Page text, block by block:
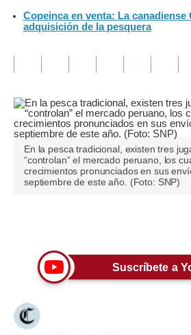
Opinión
Blogs
Tendencias
Lujo
Viajes
Mundo
México
Copeinca en venta: La canadiense
adquisición de la pesquera
En la pesca tradicional, existen tres
“controlan” el mercado peruano, los
crecimientos pronunciados en sus
septiembre de este año. (Foto: SNP)
Suscríbete a